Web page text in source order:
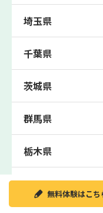
台第二小学校、港南台第三小
校、横浜立野高校、南陵高校
ト、期末テストなどのテスト
施。
港南台近くの塾・個別指導塾
神奈川県横浜市の保護者の方
港南台校の住所は神奈川県横
JR港南台駅から徒歩1分に位
呼び、港南台駅はもちろん、
ります。無料体験受付中です！
埼玉県
千葉県
茨城県
群馬県
栃木県
静岡県
無料体験はこち